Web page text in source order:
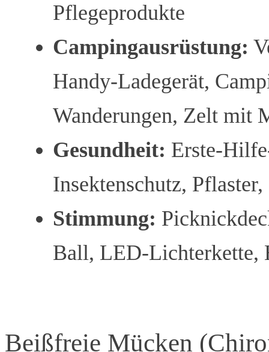
Pflegeprodukte
Campingausrüstung:
Handy-Ladegerät,
Wanderungen, Zelt mit
Gesundheit: Erste-
Insektenschutz,
Stimmung:
Ball, LED-Lichterkette,
Beißfreie Mücken